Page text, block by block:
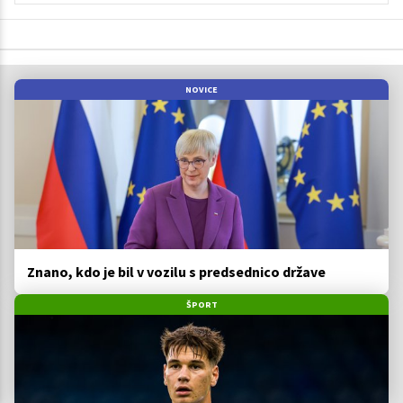
NOVICE
Znano, kdo je bil v vozilu s predsednico države
ŠPORT